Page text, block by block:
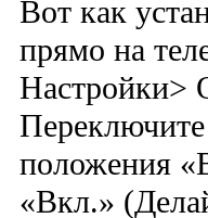
Вот как
прямо на
Настройки>
положения
«Вкл.»